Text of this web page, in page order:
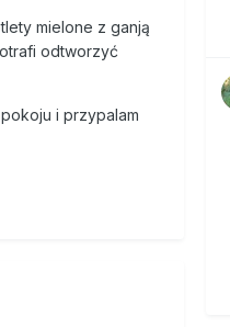
mielone z ganją
odtworzyć
i przypalam